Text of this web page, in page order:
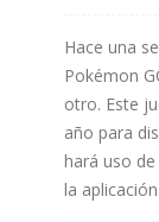
Hace una
Pokémon
otro. Este
año para
hará uso
la